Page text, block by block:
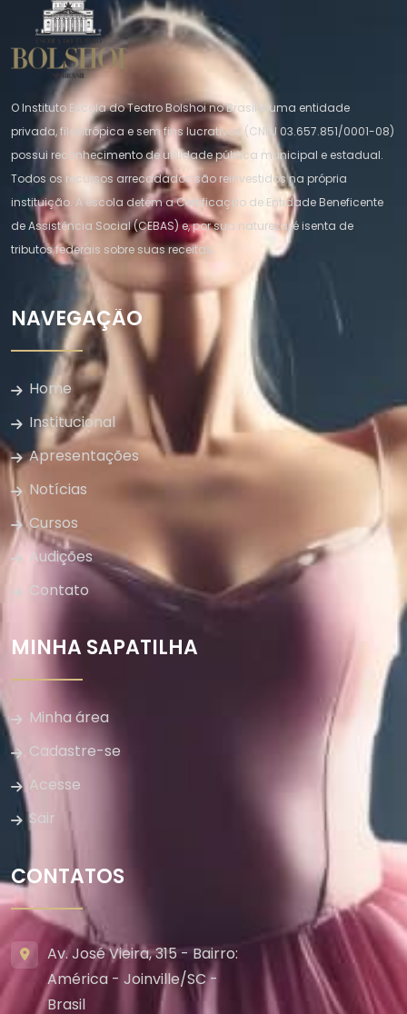
O Instituto Escola do Teatro Bolshoi no Brasil é uma entidade
privada, filantrópica e sem fins lucrativos (CNPJ 03.657.851/0001-08)
possui reconhecimento de utilidade pública municipal e estadual.
Todos os recursos arrecadados são reinvestidos na própria
instituição. A escola detém a Certificação de Entidade Beneficente
de Assistência Social (CEBAS) e, por sua natureza, é isenta de
tributos federais sobre suas receitas.
NAVEGAÇÃO
Home
Institucional
Apresentações
Notícias
Cursos
Audições
Contato
MINHA SAPATILHA
Minha área
Cadastre-se
Acesse
Sair
CONTATOS
Av. José Vieira, 315 - Bairro:
América - Joinville/SC -
Brasil